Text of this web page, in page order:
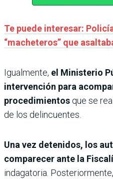
Te puede interesar:
“macheteros” que
Igualmente, el Ministerio
intervención para
procedimientos que se
de los delincuentes.
Una vez detenidos, los
comparecer ante la
indagatoria.